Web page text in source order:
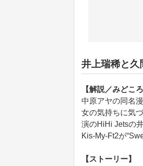
井上瑞稀と久
【解説／みどころ
中原アヤの同名
女の気持ちに気
演のHiHi Jetsの
Kis-My-Ft2が
【ストーリー】